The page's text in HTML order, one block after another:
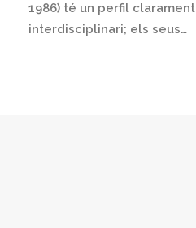
1986) té un perfil clarament
interdisciplinari; els seus…